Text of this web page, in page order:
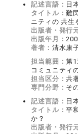
記述言語： 日
タイトル：難
ニティの 共生
出版者・発行
出版年月：
著者： 清水康
担当範囲：第1
コミュニティ
担当区分：共
専門分野： そ
記述言語： 日
タイトル：平
か？
出版者・発行